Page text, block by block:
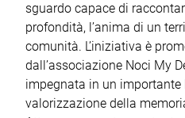
sguardo capace di
profondità, l’anima di un
comunità. L’iniziativa è
dall’associazione Noci My
impegnata in un importante
valorizzazione della